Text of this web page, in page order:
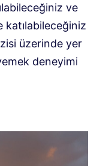
ve
üzerinde yer
deneyimi